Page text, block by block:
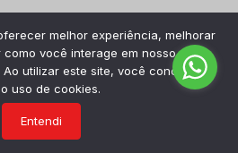
melhor experiência, melhorar
você interage em nosso site e
utilizar este site, você concorda
uso de cookies.
Entendi